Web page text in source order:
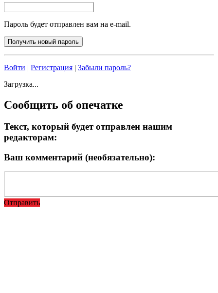
Пароль будет отправлен вам на e-mail.
Войти | Регистрация | Забыли пароль?
Загрузка...
Сообщить об опечатке
Текст, который будет отправлен нашим
редакторам:
Ваш комментарий (необязательно):
Отправить